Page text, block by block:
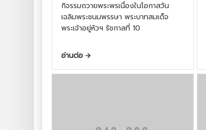
กิจรรมถวายพระพรเนื่องในโอกาสวัน
เฉลิมพระชนมพรรษา พระบาทสมเด็จ
พระเจ้าอยู่หัวฯ รัชกาลที่ 10
อ่านต่อ